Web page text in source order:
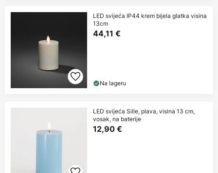
LED svijeća IP44 krem bijela glatka visina
13cm
44,11 €
Na lageru
LED svijeća Sille, plava, visina 13 cm,
vosak, na baterije
12,90 €